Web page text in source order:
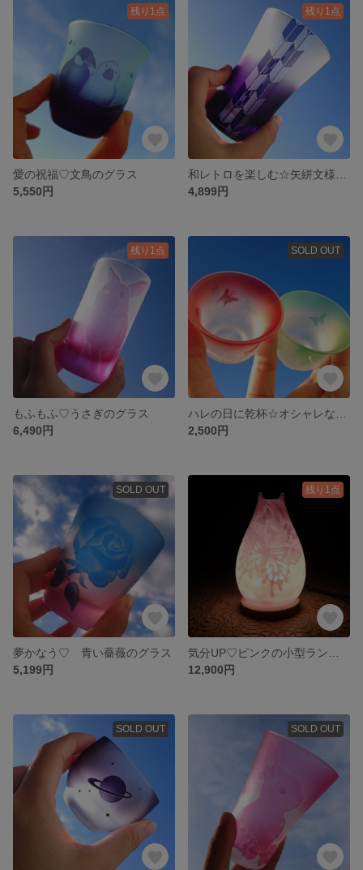
残り1点
愛の祝福♡文鳥のグラス
5,550円
残り1点
4,899円
残り1点
もふもふ♡うさぎのグラス
6,490円
SOLD OUT
2,500円
SOLD OUT
夢かなう♡ 青い薔薇のグラス
5,199円
残り1点
12,900円
SOLD OUT SOLD OUT